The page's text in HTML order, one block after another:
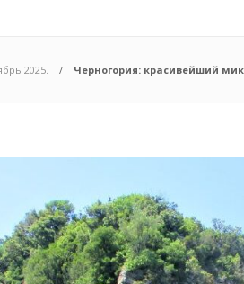
2025. Черногория: красивейший